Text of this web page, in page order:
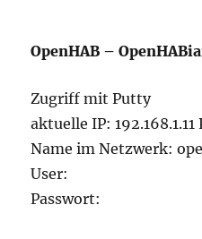
OpenHAB –
Zugriff mit Putty
aktuelle IP: 192.168.1.11
Name im Netzwerk:
User:
Passwort: